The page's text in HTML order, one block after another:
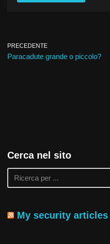
PRECEDENTE
Paracadute grande o piccolo?
Cerca nel sito
My security articles